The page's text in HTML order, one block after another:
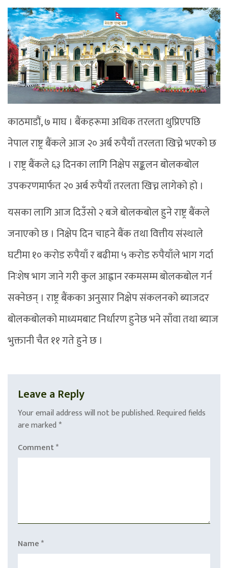
काठमाडौं, ७ माघ । बैंकहरूमा अधिक तरलता थुप्रिएपछि
नेपाल राष्ट्र बैंकले आज २० अर्ब रुपैयाँ तरलता खिच्ने भएको छ
। राष्ट्र बैंकले ६३ दिनका लागि निक्षेप सङ्कलन बोलकबोल
उपकरणमार्फत २० अर्ब रुपैयाँ तरलता खिच्न लागेको हो ।
यसका लागि आज दिउँसो २ बजे बोलकबोल हुने राष्ट्र बैंकले
जनाएको छ । निक्षेप दिन चाहने बैंक तथा वित्तीय संस्थाले
घटीमा १० करोड रुपैयाँ र बढीमा ५ करोड रुपैयाँले भाग गर्दा
निःशेष भाग जाने गरी कुल आह्वान रकमसम्म बोलकबोल गर्न
सक्नेछन् । राष्ट्र बैंकका अनुसार निक्षेप संकलनको ब्याजदर
बोलकबोलको माध्यमबाट निर्धारण हुनेछ भने साँवा तथा ब्याज
भुक्तानी चैत ११ गते हुने छ ।
Leave a Reply
Your email address will not be published.Required fields
are marked *
Comment*
Name*